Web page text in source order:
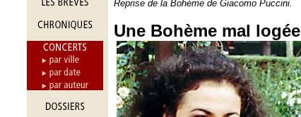
Reprise de la Bohème de Giacomo Puccini.
Une Bohème mal logée